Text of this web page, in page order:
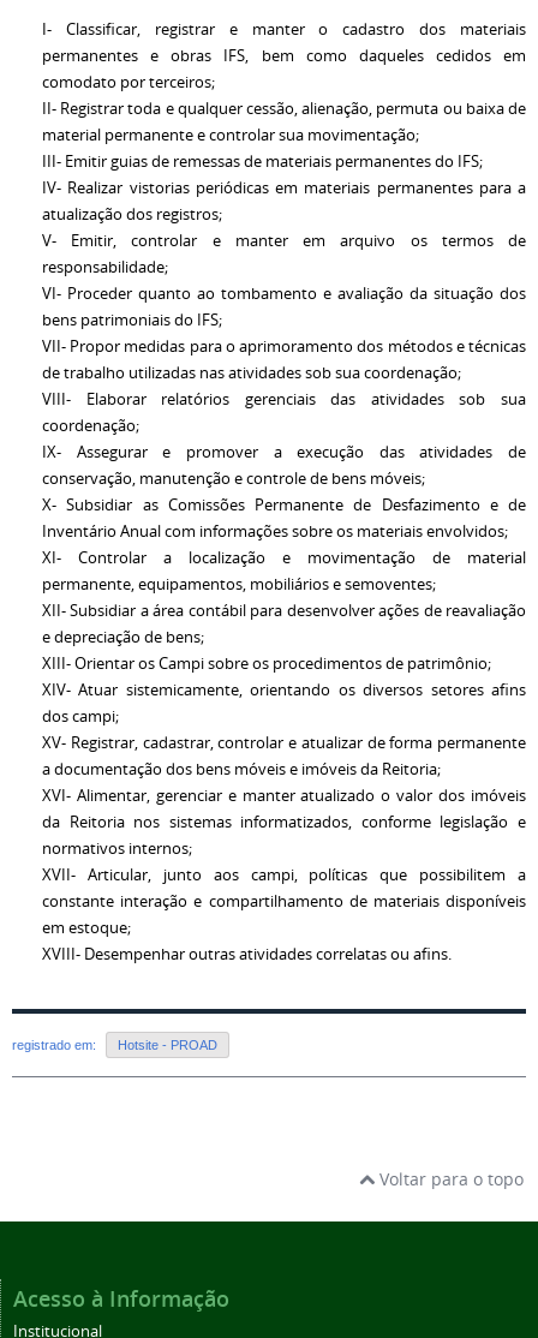
I- Classificar, registrar e manter o cadastro dos materiais
permanentes e obras IFS, bem como daqueles cedidos em
comodato por terceiros;
II- Registrar toda e qualquer cessão, alienação, permuta ou baixa de
material permanente e controlar sua movimentação;
III- Emitir guias de remessas de materiais permanentes do IFS;
IV- Realizar vistorias periódicas em materiais permanentes para a
atualização dos registros;
V- Emitir, controlar e manter em arquivo os termos de
responsabilidade;
VI- Proceder quanto ao tombamento e avaliação da situação dos
bens patrimoniais do IFS;
VII- Propor medidas para o aprimoramento dos métodos e técnicas
de trabalho utilizadas nas atividades sob sua coordenação;
VIII- Elaborar relatórios gerenciais das atividades sob sua
coordenação;
IX- Assegurar e promover a execução das atividades de
conservação, manutenção e controle de bens móveis;
X- Subsidiar as Comissões Permanente de Desfazimento e de
Inventário Anual com informações sobre os materiais envolvidos;
XI- Controlar a localização e movimentação de material
permanente, equipamentos, mobiliários e semoventes;
XII- Subsidiar a área contábil para desenvolver ações de reavaliação
e depreciação de bens;
XIII- Orientar os Campi sobre os procedimentos de patrimônio;
XIV- Atuar sistemicamente, orientando os diversos setores afins
dos campi;
XV- Registrar, cadastrar, controlar e atualizar de forma permanente
a documentação dos bens móveis e imóveis da Reitoria;
XVI- Alimentar, gerenciar e manter atualizado o valor dos imóveis
da Reitoria nos sistemas informatizados, conforme legislação e
normativos internos;
XVII- Articular, junto aos campi, políticas que possibilitem a
constante interação e compartilhamento de materiais disponíveis
em estoque;
XVIII- Desempenhar outras atividades correlatas ou afins.
registrado em: Hotsite - PROAD
Voltar para o topo
Acesso à Informação
Institucional